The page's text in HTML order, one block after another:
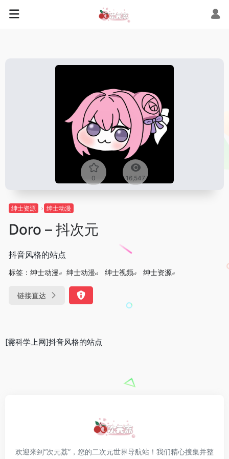
0 16,547
绅士资源 绅士动漫
Doro – 抖次元
抖音风格的站点
标签： 绅士动漫 绅士动漫 绅士视频 绅士资源
链接直达
[需科学上网]抖音风格的站点
欢迎来到“次元荔”，您的二次元世界导航站！我们精心搜集并整